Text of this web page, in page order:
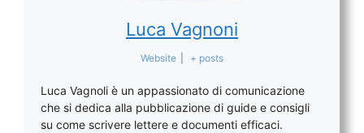
Luca Vagnoni
Website + posts
Luca Vagnoli è un appassionato di comunicazione
che si dedica alla pubblicazione di guide e consigli
su come scrivere lettere e documenti efficaci.